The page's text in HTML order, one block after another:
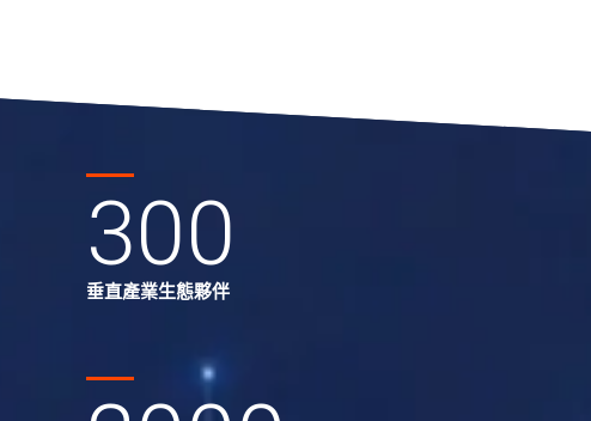
300
垂直產業生態夥伴